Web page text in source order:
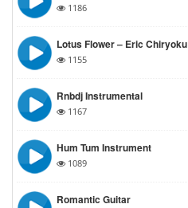
1186
Lotus Flower – Eric Chiryoku
1155
Rnbdj Instrumental
1167
Hum Tum Instrument
1089
Romantic Guitar